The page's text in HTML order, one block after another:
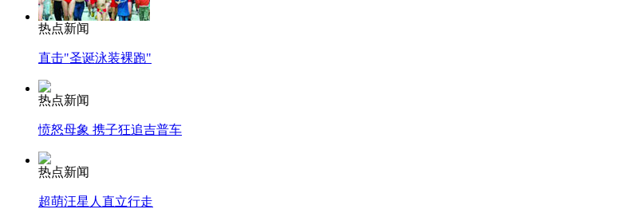
热点新闻
直击"圣诞泳装裸跑"
热点新闻
愤怒母象 携子狂追吉普车
热点新闻
超萌汪星人直立行走